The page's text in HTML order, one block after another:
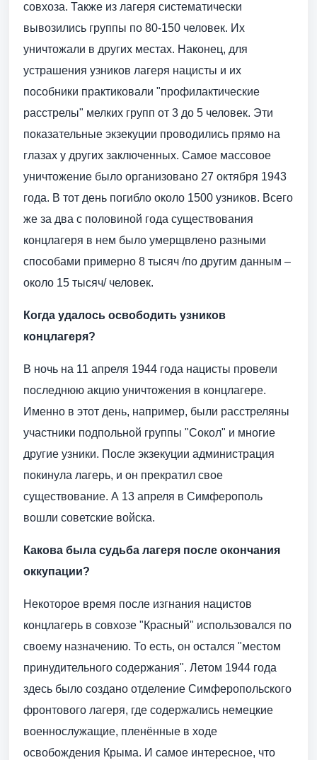
совхоза. Также из лагеря систематически
вывозились группы по 80-150 человек. Их
уничтожали в других местах. Наконец, для
устрашения узников лагеря нацисты и их
пособники практиковали "профилактические
расстрелы" мелких групп от 3 до 5 человек. Эти
показательные экзекуции проводились прямо на
глазах у других заключенных. Самое массовое
уничтожение было организовано 27 октября 1943
года. В тот день погибло около 1500 узников. Всего
же за два с половиной года существования
концлагеря в нем было умерщвлено разными
способами примерно 8 тысяч /по другим данным –
около 15 тысяч/ человек.
Когда удалось освободить узников
концлагеря?
В ночь на 11 апреля 1944 года нацисты провели
последнюю акцию уничтожения в концлагере.
Именно в этот день, например, были расстреляны
участники подпольной группы "Сокол" и многие
другие узники. После экзекуции администрация
покинула лагерь, и он прекратил свое
существование. А 13 апреля в Симферополь
вошли советские войска.
Какова была судьба лагеря после окончания
оккупации?
Некоторое время после изгнания нацистов
концлагерь в совхозе "Красный" использовался по
своему назначению. То есть, он остался "местом
принудительного содержания". Летом 1944 года
здесь было создано отделение Симферопольского
фронтового лагеря, где содержались немецкие
военнослужащие, пленённые в ходе
освобождения Крыма. И самое интересное, что